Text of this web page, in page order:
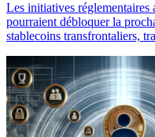
Les initiatives
pourraient débloquer la
stablecoins transfrontaliers,